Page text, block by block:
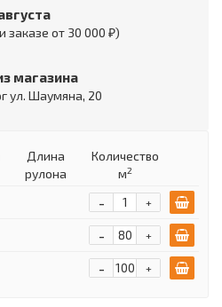
заказе от 30 000 ₽)
магазина
ул. Шаумяна, 20
Длина
рулона
Количество
м2
+
-
+
-
+
-